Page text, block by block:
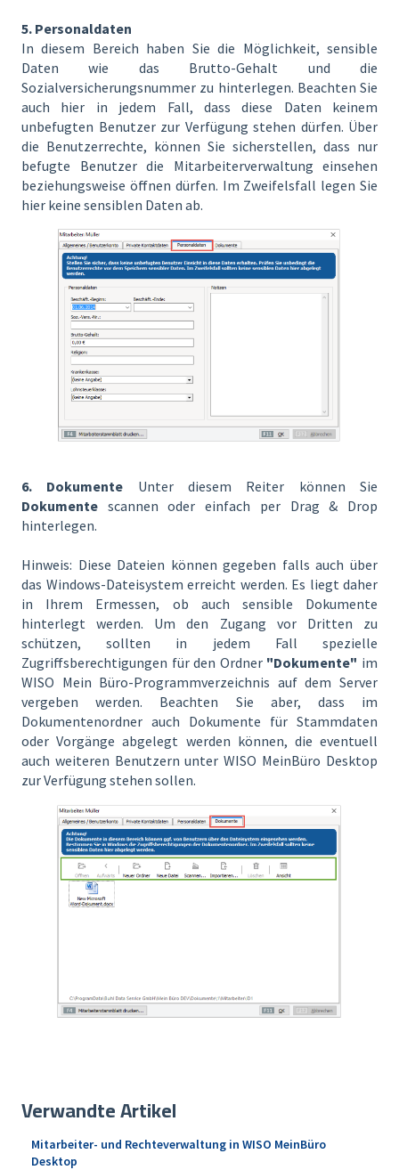
5. Personaldaten
In diesem Bereich haben Sie die Möglichkeit, sensible
Daten wie das Brutto-Gehalt und die
Sozialversicherungsnummer zu hinterlegen. Beachten Sie
auch hier in jedem Fall, dass diese Daten keinem
unbefugten Benutzer zur Verfügung stehen dürfen. Über
die Benutzerrechte, können Sie sicherstellen, dass nur
befugte Benutzer die Mitarbeiterverwaltung einsehen
beziehungsweise öffnen dürfen. Im Zweifelsfall legen Sie
hier keine sensiblen Daten ab.
6. Dokumente Unter diesem Reiter können Sie
Dokumente scannen oder einfach per Drag & Drop
hinterlegen.
Hinweis: Diese Dateien können gegeben falls auch über
das Windows-Dateisystem erreicht werden. Es liegt daher
in Ihrem Ermessen, ob auch sensible Dokumente
hinterlegt werden. Um den Zugang vor Dritten zu
schützen, sollten in jedem Fall spezielle
Zugriffsberechtigungen für den Ordner "Dokumente" im
WISO Mein Büro-Programmverzeichnis auf dem Server
vergeben werden. Beachten Sie aber, dass im
Dokumentenordner auch Dokumente für Stammdaten
oder Vorgänge abgelegt werden können, die eventuell
auch weiteren Benutzern unter WISO MeinBüro Desktop
zur Verfügung stehen sollen.
Verwandte Artikel
Mitarbeiter- und Rechteverwaltung in WISO MeinBüro
Desktop